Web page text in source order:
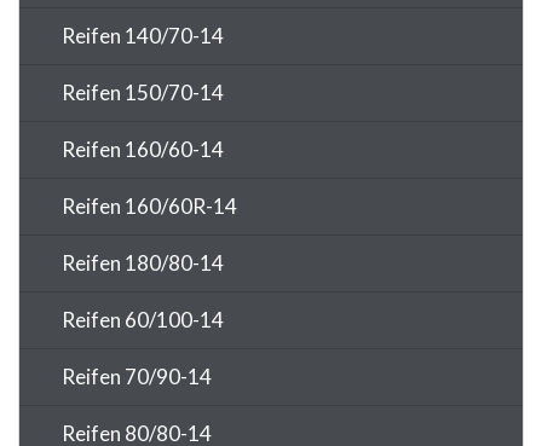
Reifen 140/70-14
Reifen 150/70-14
Reifen 160/60-14
Reifen 160/60R-14
Reifen 180/80-14
Reifen 60/100-14
Reifen 70/90-14
Reifen 80/80-14